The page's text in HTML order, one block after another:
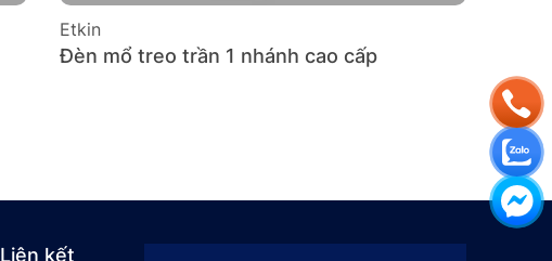
Etkin
Đèn mổ treo trần 1 nhánh cao cấp
Liên kết